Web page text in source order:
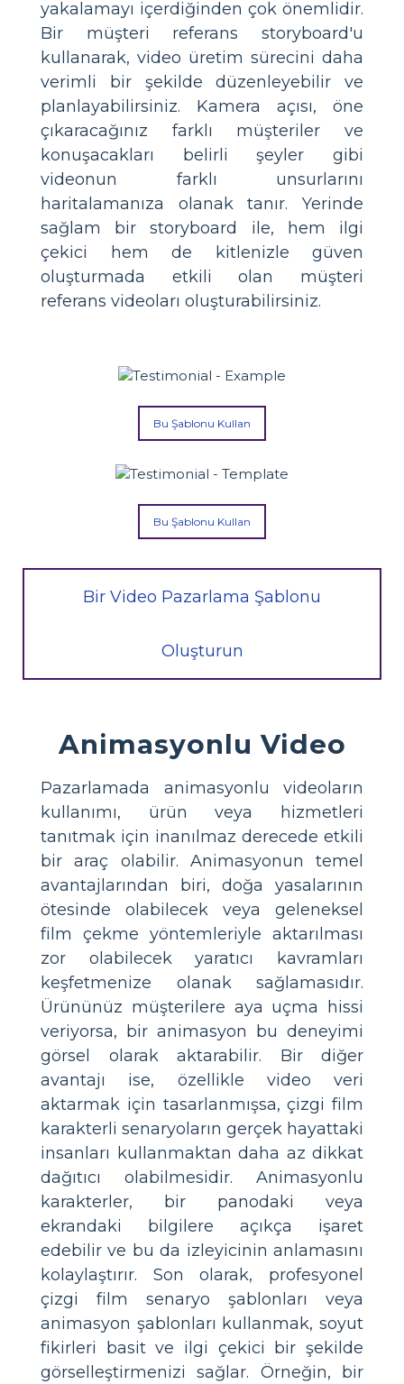
yakalamayı içerdiğinden çok önemlidir.
Bir müşteri referans storyboard'u
kullanarak, video üretim sürecini daha
verimli bir şekilde düzenleyebilir ve
planlayabilirsiniz. Kamera açısı, öne
çıkaracağınız farklı müşteriler ve
konuşacakları belirli şeyler gibi
videonun farklı unsurlarını
haritalamanıza olanak tanır. Yerinde
sağlam bir storyboard ile, hem ilgi
çekici hem de kitlenizle güven
oluşturmada etkili olan müşteri
referans videoları oluşturabilirsiniz.
Bu Şablonu Kullan
Bu Şablonu Kullan
Bir Video Pazarlama Şablonu
Oluşturun
Animasyonlu Video
Pazarlamada animasyonlu videoların
kullanımı, ürün veya hizmetleri
tanıtmak için inanılmaz derecede etkili
bir araç olabilir. Animasyonun temel
avantajlarından biri, doğa yasalarının
ötesinde olabilecek veya geleneksel
film çekme yöntemleriyle aktarılması
zor olabilecek yaratıcı kavramları
keşfetmenize olanak sağlamasıdır.
Ürününüz müşterilere aya uçma hissi
veriyorsa, bir animasyon bu deneyimi
görsel olarak aktarabilir. Bir diğer
avantajı ise, özellikle video veri
aktarmak için tasarlanmışsa, çizgi film
karakterli senaryoların gerçek hayattaki
insanları kullanmaktan daha az dikkat
dağıtıcı olabilmesidir. Animasyonlu
karakterler, bir panodaki veya
ekrandaki bilgilere açıkça işaret
edebilir ve bu da izleyicinin anlamasını
kolaylaştırır. Son olarak, profesyonel
çizgi film senaryo şablonları veya
animasyon şablonları kullanmak, soyut
fikirleri basit ve ilgi çekici bir şekilde
görselleştirmenizi sağlar. Örneğin, bir